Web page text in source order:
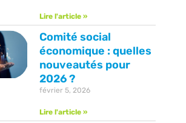
Lire l'article »
Comité social
économique : quelles
nouveautés pour
2026 ?
février 5, 2026
Lire l'article »